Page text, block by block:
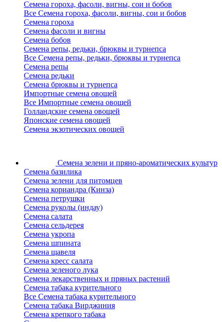
Семена гороха, фасоли, вигны, сои и бобов
Все Семена гороха, фасоли, вигны, сои и бобов
Семена гороха
Семена фасоли и вигны
Семена бобов
Семена репы, редьки, брюквы и турнепса
Все Семена репы, редьки, брюквы и турнепса
Семена репы
Семена редьки
Семена брюквы и турнепса
Импортные семена овощей
Все Импортные семена овощей
Голландские семена овощей
Японские семена овощей
Семена экзотических овощей
Семена зелени и пряно-ароматических культур
Семена базилика
Семена зелени для питомцев
Семена кориандра (Кинза)
Семена петрушки
Семена руколы (индау)
Семена салата
Семена сельдерея
Семена укропа
Семена шпината
Семена щавеля
Семена кресс салата
Семена зеленого лука
Семена лекарственных и пряных растений
Семена табака курительного
Все Семена табака курительного
Семена табака Вирджиния
Семена крепкого табака